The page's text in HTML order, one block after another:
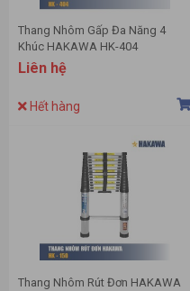
Thang Nhôm Gấp Đa Năng 4
Khúc HAKAWA HK-404
Liên hệ
Hết hàng
Thang Nhôm Rút Đơn HAKAWA